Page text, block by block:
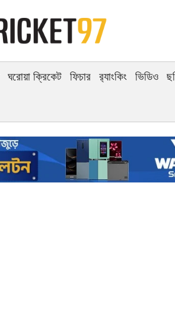
ঘরোয়া ক্রিকেট ফিচার র‍্যাংকিং ভিডিও